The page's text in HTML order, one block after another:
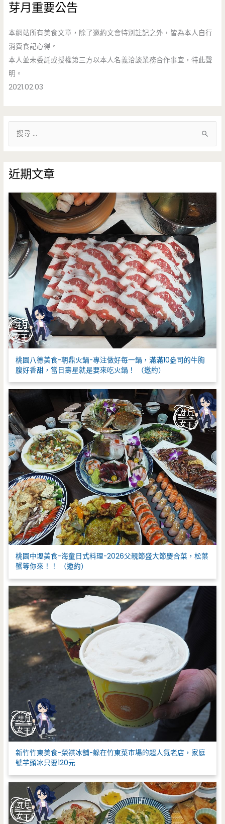
芽月重要公告
本網站所有美食文章，除了邀約文會特別註記之外，皆為本人自行
消費食記心得。
本人並未委託或授權第三方以本人名義洽談業務合作事宜，特此聲
明。
2021.02.03
鍵
字
:
近期文章
桃園八德美食-朝鼎火鍋-專注做好每一鍋，滿滿10盎司的牛胸
腹好香甜，當日壽星就是要來吃火鍋！ （邀約）
桃園中壢美食-海童日式料理-2026父親節盛大節慶合菜，松葉
蟹等你來！！ （邀約）
新竹竹東美食-榮祺冰舖-躲在竹東菜市場的超人氣老店，家庭
號芋頭冰只要120元